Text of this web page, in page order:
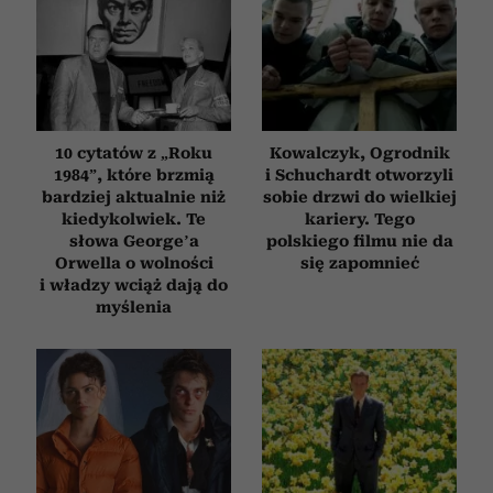
10 cytatów z „Roku
1984”, które brzmią
bardziej aktualnie niż
kiedykolwiek. Te
słowa George’a
Orwella o wolności
i władzy wciąż dają do
myślenia
Kowalczyk, Ogrodnik
i Schuchardt otworzyli
sobie drzwi do wielkiej
kariery. Tego
polskiego filmu nie da
się zapomnieć